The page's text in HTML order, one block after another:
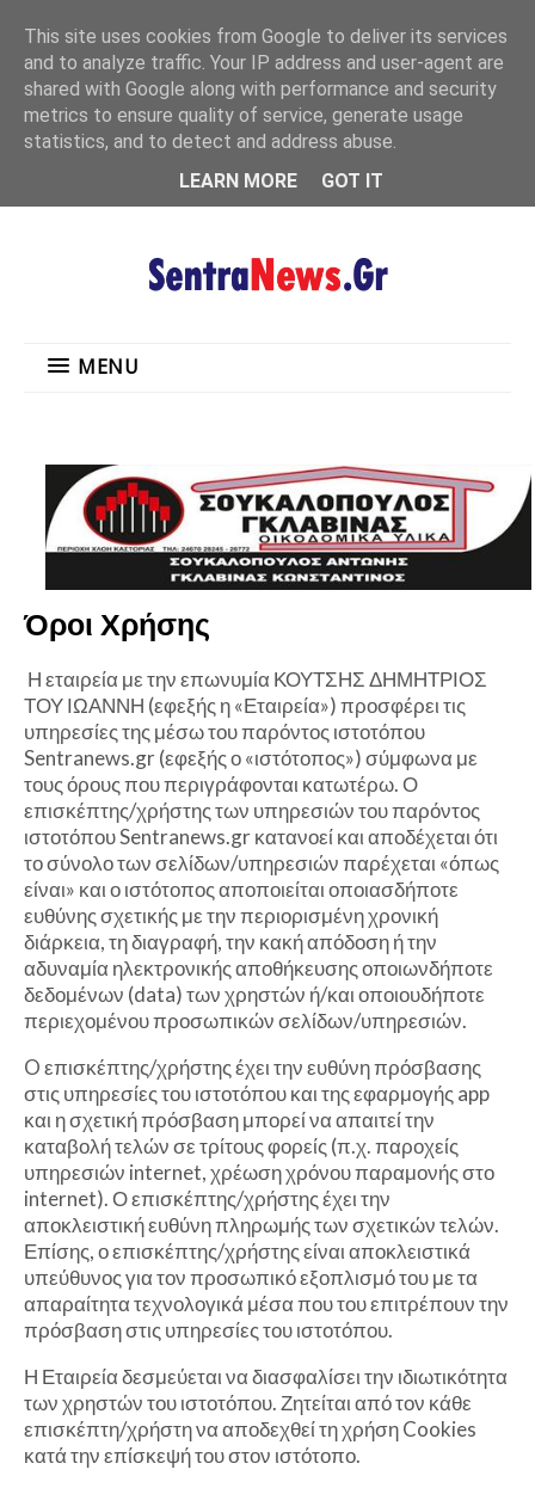
MENU
MENU
Όροι Χρήσης
Η εταιρεία με την επωνυμία ΚΟΥΤΣΗΣ ΔΗΜΗΤΡΙΟΣ
ΤΟΥ ΙΩΑΝΝΗ (εφεξής η «Εταιρεία») προσφέρει τις
υπηρεσίες της μέσω του παρόντος ιστοτόπου
Sentranews.gr (εφεξής ο «ιστότοπος») σύμφωνα με
τους όρους που περιγράφονται κατωτέρω. Ο
επισκέπτης/χρήστης των υπηρεσιών του παρόντος
ιστοτόπου Sentranews.gr κατανοεί και αποδέχεται ότι
το σύνολο των σελίδων/υπηρεσιών παρέχεται «όπως
είναι» και ο ιστότοπος αποποιείται οποιασδήποτε
ευθύνης σχετικής με την περιορισμένη χρονική
διάρκεια, τη διαγραφή, την κακή απόδοση ή την
αδυναμία ηλεκτρονικής αποθήκευσης οποιωνδήποτε
δεδομένων (data) των χρηστών ή/και οποιουδήποτε
περιεχομένου προσωπικών σελίδων/υπηρεσιών.
O επισκέπτης/χρήστης έχει την ευθύνη πρόσβασης
στις υπηρεσίες του ιστοτόπου και της εφαρμογής app
και η σχετική πρόσβαση μπορεί να απαιτεί την
καταβολή τελών σε τρίτους φορείς (π.χ. παροχείς
υπηρεσιών internet, χρέωση χρόνου παραμονής στο
internet). Ο επισκέπτης/χρήστης έχει την
αποκλειστική ευθύνη πληρωμής των σχετικών τελών.
Επίσης, ο επισκέπτης/χρήστης είναι αποκλειστικά
υπεύθυνος για τον προσωπικό εξοπλισμό του με τα
απαραίτητα τεχνολογικά μέσα που του επιτρέπουν την
πρόσβαση στις υπηρεσίες του ιστοτόπου.
Η Εταιρεία δεσμεύεται να διασφαλίσει την ιδιωτικότητα
των χρηστών του ιστοτόπου. Ζητείται από τον κάθε
επισκέπτη/χρήστη να αποδεχθεί τη χρήση Cookies
κατά την επίσκεψή του στον ιστότοπο.
This site uses cookies from Google to deliver its services
and to analyze traffic. Your IP address and user-agent are
shared with Google along with performance and security
metrics to ensure quality of service, generate usage
statistics, and to detect and address abuse.
LEARN MORE
GOT IT